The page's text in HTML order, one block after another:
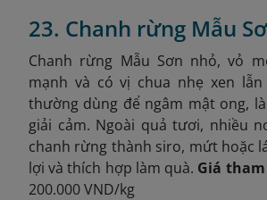
23. Chanh rừng Mẫu
Chanh rừng Mẫu Sơn nhỏ, vỏ
mạnh và có vị chua nhẹ xen
thường dùng để ngâm mật ong,
giải cảm. Ngoài quả tươi, nhiều
chanh rừng thành siro, mứt hoặc
lợi và thích hợp làm quà. Giá
200.000 VND/kg